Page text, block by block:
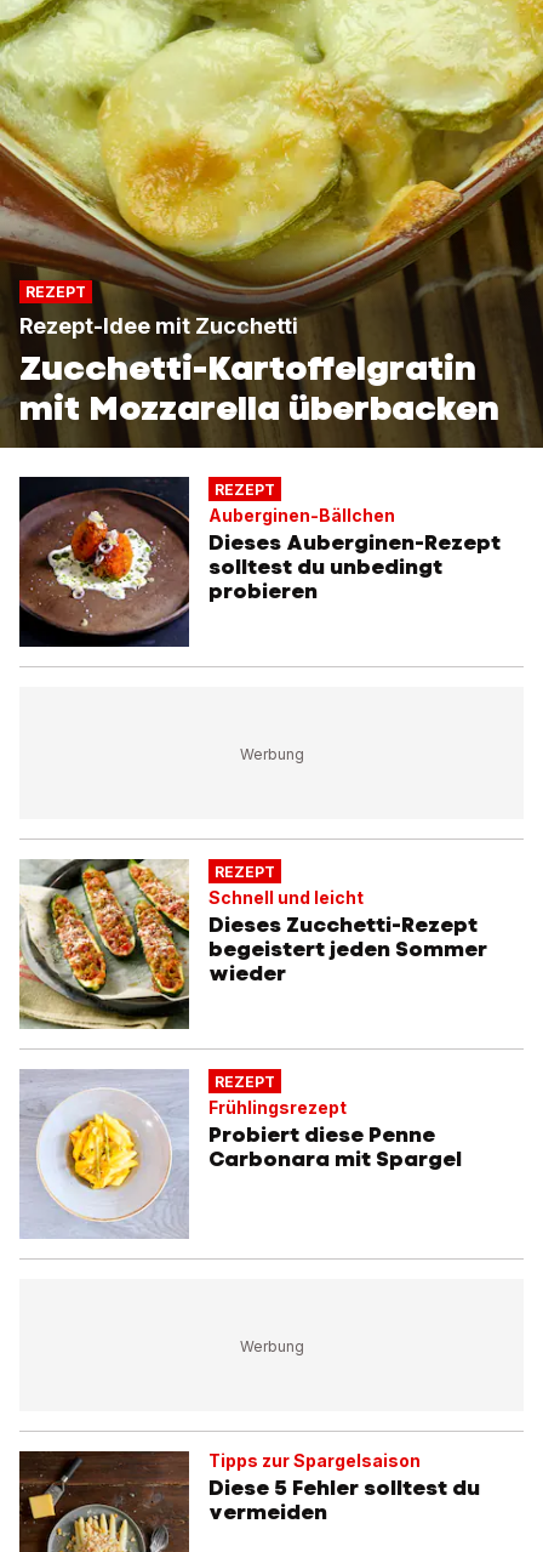
REZEPT
Rezept-Idee mit Zucchetti
Zucchetti-Kartoffelgratin
mit Mozzarella überbacken
REZEPT
Auberginen-Bällchen
Dieses Auberginen-Rezept
solltest du unbedingt
probieren
REZEPT
Schnell und leicht
Dieses Zucchetti-Rezept
begeistert jeden Sommer
wieder
REZEPT
Frühlingsrezept
Probiert diese Penne
Carbonara mit Spargel
Tipps zur Spargelsaison
Diese 5 Fehler solltest du
vermeiden